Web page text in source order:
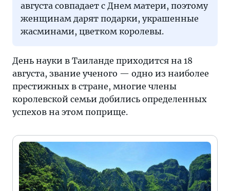
августа совпадает с Днем матери, поэтому
женщинам дарят подарки, украшенные
жасминами, цветком королевы.
День науки в Таиланде приходится на 18
августа, звание ученого — одно из наиболее
престижных в стране, многие члены
королевской семьи добились определенных
успехов на этом поприще.